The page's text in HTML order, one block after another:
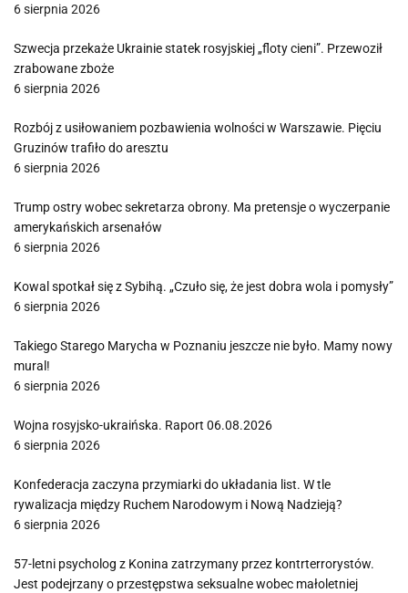
6 sierpnia 2026
Szwecja przekaże Ukrainie statek rosyjskiej „floty cieni”. Przewoził
zrabowane zboże
6 sierpnia 2026
Rozbój z usiłowaniem pozbawienia wolności w Warszawie. Pięciu
Gruzinów trafiło do aresztu
6 sierpnia 2026
Trump ostry wobec sekretarza obrony. Ma pretensje o wyczerpanie
amerykańskich arsenałów
6 sierpnia 2026
Kowal spotkał się z Sybihą. „Czuło się, że jest dobra wola i pomysły”
6 sierpnia 2026
Takiego Starego Marycha w Poznaniu jeszcze nie było. Mamy nowy
mural!
6 sierpnia 2026
Wojna rosyjsko-ukraińska. Raport 06.08.2026
6 sierpnia 2026
Konfederacja zaczyna przymiarki do układania list. W tle
rywalizacja między Ruchem Narodowym i Nową Nadzieją?
6 sierpnia 2026
57-letni psycholog z Konina zatrzymany przez kontrterrorystów.
Jest podejrzany o przestępstwa seksualne wobec małoletniej